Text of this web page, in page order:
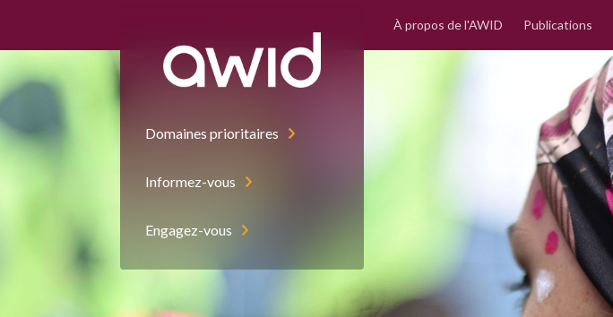
Domaines prioritaires
Informez-vous
Engagez-vous
À propos de l'AWID Publications